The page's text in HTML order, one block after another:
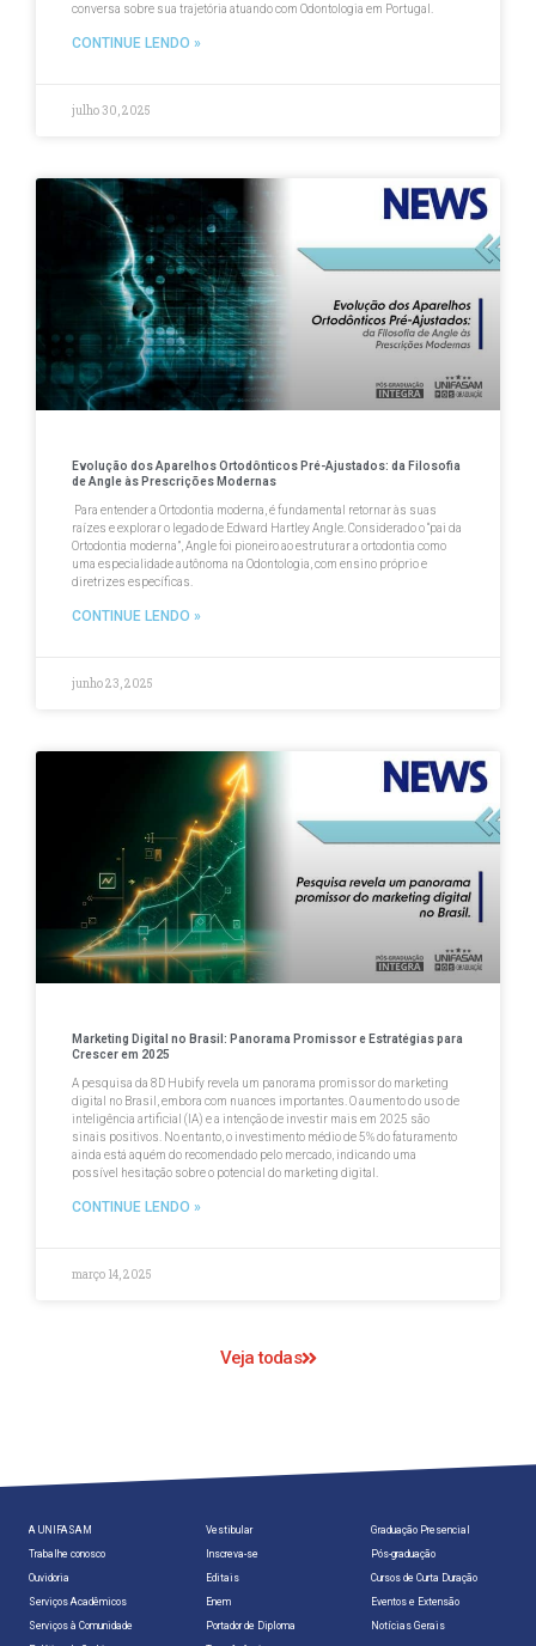
conversa sobre sua trajetória atuando com Odontologia em Portugal.
CONTINUE LENDO »
julho 30, 2025
Evolução dos Aparelhos Ortodônticos Pré-Ajustados: da Filosofia
de Angle às Prescrições Modernas
Para entender a Ortodontia moderna, é fundamental retornar às suas
raízes e explorar o legado de Edward Hartley Angle. Considerado o “pai da
Ortodontia moderna”, Angle foi pioneiro ao estruturar a ortodontia como
uma especialidade autônoma na Odontologia, com ensino próprio e
diretrizes específicas.
CONTINUE LENDO »
junho 23, 2025
Marketing Digital no Brasil: Panorama Promissor e Estratégias para
Crescer em 2025
A pesquisa da 8D Hubify revela um panorama promissor do marketing
digital no Brasil, embora com nuances importantes. O aumento do uso de
inteligência artificial (IA) e a intenção de investir mais em 2025 são
sinais positivos. No entanto, o investimento médio de 5% do faturamento
ainda está aquém do recomendado pelo mercado, indicando uma
possível hesitação sobre o potencial do marketing digital.
CONTINUE LENDO »
março 14, 2025
Veja todas
A UNIFASAM
Trabalhe conosco
Ouvidoria
Serviços Acadêmicos
Serviços à Comunidade
Vestibular
Inscreva-se
Editais
Enem
Portador de Diploma
Graduação Presencial
Pós-graduação
Cursos de Curta Duração
Eventos e Extensão
Notícias Gerais